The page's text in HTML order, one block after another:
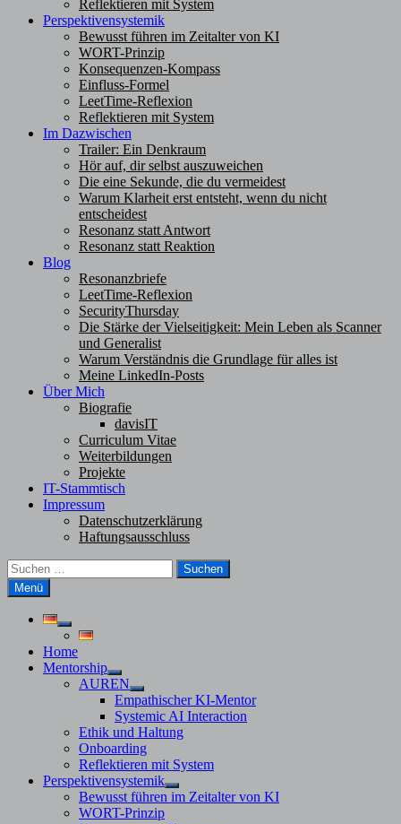
Reflektieren mit System
Perspektivensystemik
Bewusst führen im Zeitalter von KI
WORT-Prinzip
Konsequenzen-Kompass
Einfluss-Formel
LeetTime-Reflexion
Reflektieren mit System
Im Dazwischen
Trailer: Ein Denkraum
Hör auf, dir selbst auszuweichen
Die eine Sekunde, die du vermeidest
Warum Klarheit erst entsteht, wenn du nicht
entscheidest
Resonanz statt Antwort
Resonanz statt Reaktion
Blog
Resonanzbriefe
LeetTime-Reflexion
SecurityThursday
Die Stärke der Vielseitigkeit: Mein Leben als Scanner
und Generalist
Warum Verständnis die Grundlage für alles ist
Meine LinkedIn-Posts
Über Mich
Biografie
davisIT
Curriculum Vitae
Weiterbildungen
Projekte
IT-Stammtisch
Impressum
Datenschutzerklärung
Haftungsausschluss
Suchen
nach:
Menü
Untermenü
anzeigen
Home
Mentorship
Untermenü
anzeigen
AUREN
Untermenü
anzeigen
Empathischer KI-Mentor
Systemic AI Interaction
Ethik und Haltung
Onboarding
Reflektieren mit System
Perspektivensystemik
Untermenü
anzeigen
Bewusst führen im Zeitalter von KI
WORT-Prinzip